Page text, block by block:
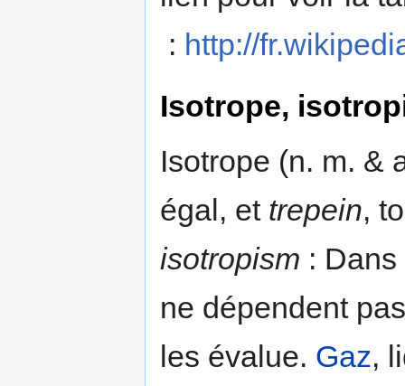
: http://
Isotrope,
Isotrope (n. m. &
égal, et trepein,
isotropism :
ne dépendent
les évalue. Gaz,